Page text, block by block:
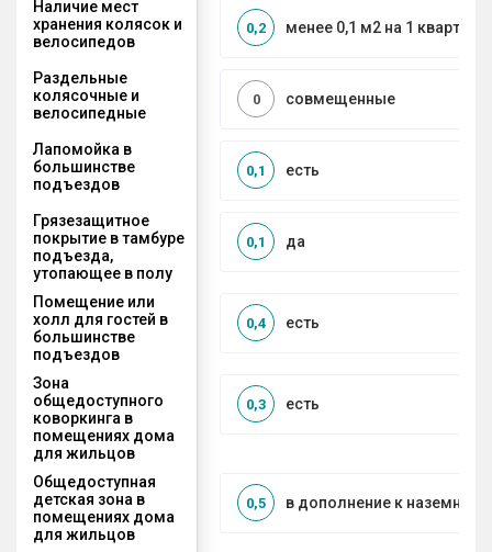
Наличие мест
хранения колясок и
велосипедов
менее 0,1 м2 на 1 квартиру
0,2
Раздельные
колясочные и
велосипедные
совмещенные
0
Лапомойка в
большинстве
подъездов
есть
0,1
Грязезащитное
покрытие в тамбуре
подъезда,
утопающее в полу
да
0,1
Помещение или
холл для гостей в
большинстве
подъездов
есть
0,4
Зона
общедоступного
коворкинга в
помещениях дома
для жильцов
есть
0,3
Общедоступная
детская зона в
помещениях дома
для жильцов
в дополнение к наземной
0,5